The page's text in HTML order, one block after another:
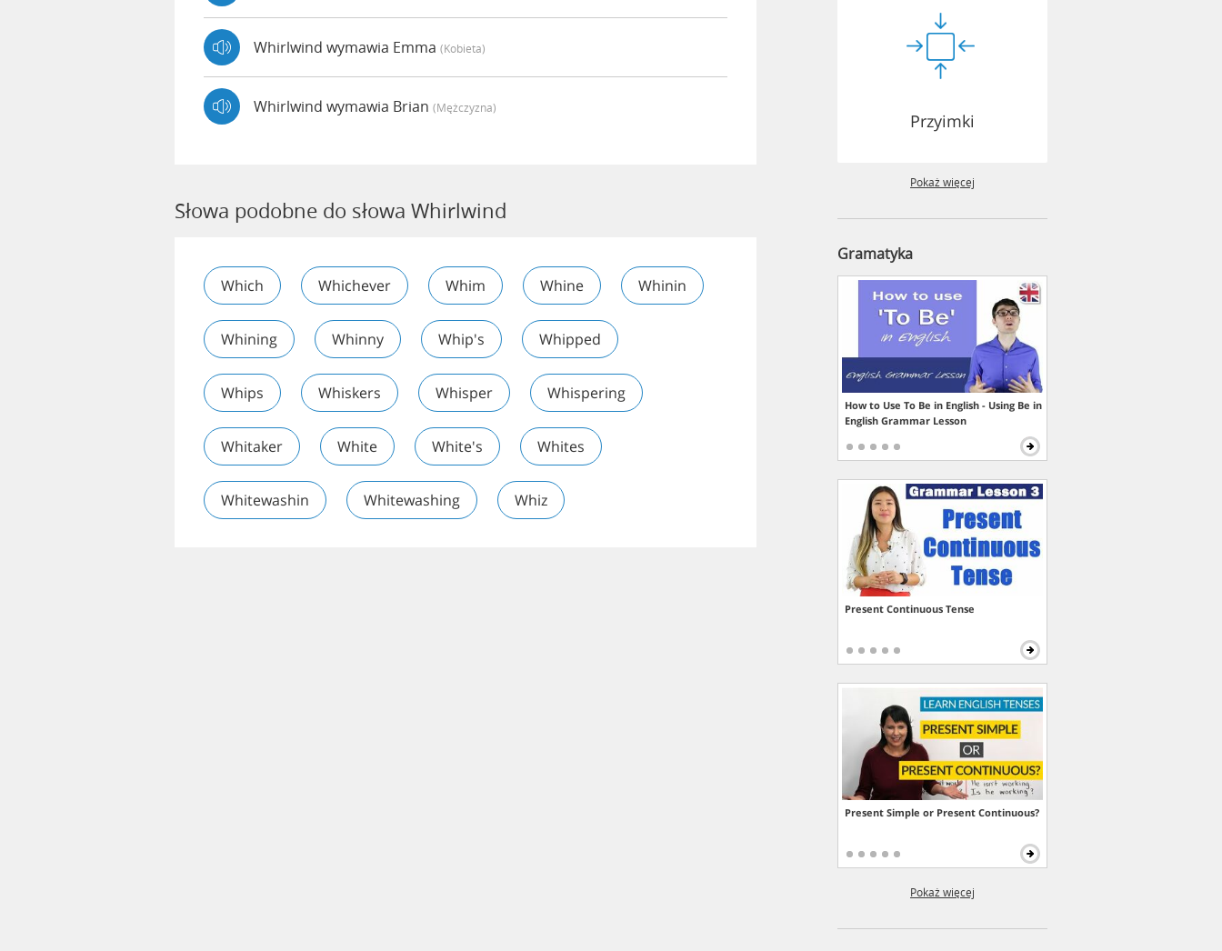
Whirlwind wymawia Emma (kobieta)
Whirlwind wymawia Brian (mężczyzna)
Słowa podobne do słowa Whirlwind
Which Whichever Whim Whine Whinin
Whining Whinny Whip's Whipped
Whips Whiskers Whisper Whispering
Whitaker White White's Whites
Whitewashin Whitewashing Whiz
Przyimki
Pokaż więcej
Gramatyka
How to Use To Be in English - Using Be in
English Grammar Lesson
Present Continuous Tense
Present Simple or Present Continuous?
Pokaż więcej